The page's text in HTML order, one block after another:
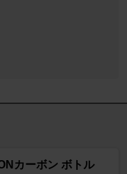
カーボン ボトル